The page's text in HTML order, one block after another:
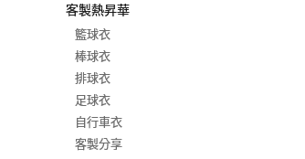
客製熱昇華
籃球衣
棒球衣
排球衣
足球衣
自行車衣
客製分享